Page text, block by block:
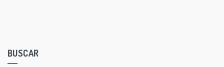
BUSCAR